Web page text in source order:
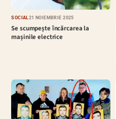
SOCIAL 21 NOIEMBRIE 2025
Se scumpește încărcarea la
mașinile electrice